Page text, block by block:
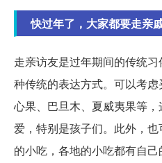
快过年了，大家都要走亲
走亲访友是过年期间的传统
种传统的表达方式。可以考
心果、巴旦木、夏威夷果等
爱，特别是孩子们。此外，
的小吃，各地的小吃都有自